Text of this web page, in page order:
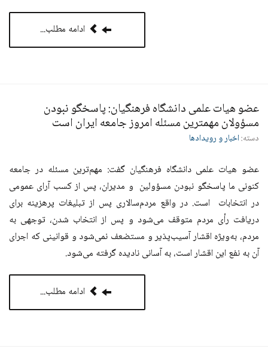
ادامه مطلب...
عضو هیات علمی دانشگاه فرهنگیان: پاسخگو نبودن
مسؤولان مهمترین مسئله امروز جامعه ایران است
دسته:اخبار و رویدادها
عضو هیات علمی دانشگاه فرهنگیان گفت: مهم‌ترین مسئله در جامعه
کنونی ما پاسخگو نبودن مسؤولین و مدیران، پس از کسب آرای عمومی
در انتخابات است. در واقع مردم‌سالاری پس از تبلیغات پرهزینه برای
دریافت رأی مردم متوقف می‌شود و پس از انتخاب شدن، توجهی به
مردم، به‌ویژه اقشار آسیب‌پذیر و مستضعف نمی‌شود و قوانینی که اجرای
آن به نفع این اقشار است، به آسانی نادیده گرفته می‌شود.
ادامه مطلب...